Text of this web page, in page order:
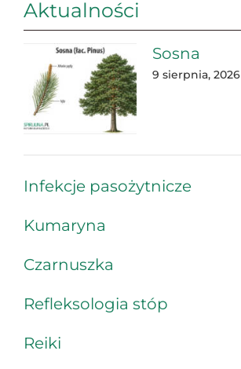
Aktualności
Sosna
9 sierpnia, 2026
Infekcje pasożytnicze
Kumaryna
Czarnuszka
Refleksologia stóp
Reiki